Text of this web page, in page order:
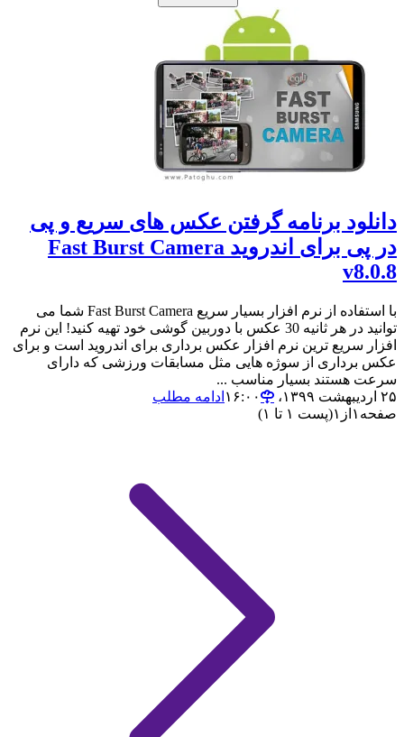
دانلود برنامه گرفتن عکس های سریع و پی
در پی برای اندروید Fast Burst Camera
v8.0.8
با استفاده از نرم افزار بسیار سریع Fast Burst Camera شما می
توانید در هر ثانیه 30 عکس با دوربین گوشی خود تهیه کنید! این نرم
افزار سریع ترین نرم افزار عکس برداری برای اندروید است و برای
عکس برداری از سوژه هایی مثل مسابقات ورزشی که دارای
سرعت هستند بسیار مناسب ...
۲۵ اردیبهشت ۱۳۹۹،‏ ۱۶:۰۰
ادامه مطلب
صفحه ۱ از ۱(پست ۱ تا ۱)